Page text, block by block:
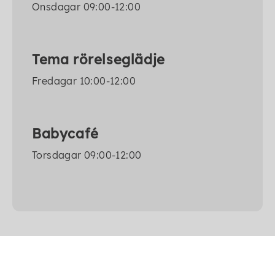
Onsdagar 09:00-12:00
Tema rörelseglädje
Fredagar 10:00-12:00
Babycafé
Torsdagar 09:00-12:00